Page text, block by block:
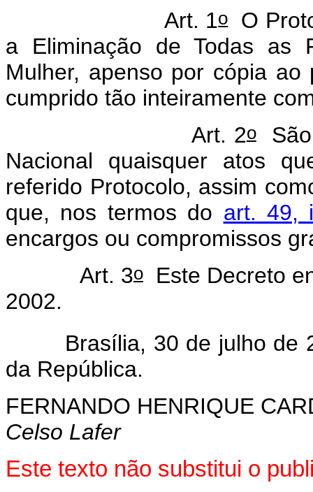
Art. 1oO
a Eliminação de Todas as
Mulher, apenso por cópia
cumprido tão inteiramente
Art. 2oSão
Nacional quaisquer atos
referido Protocolo, assim
que, nos termos do art. 49,
encargos ou compromissos
Art. 3o Este Decreto
2002.
Brasília, 30 de julho de
da República.
FERNANDO HENRIQUE
Celso Lafer
Este texto não substitui o